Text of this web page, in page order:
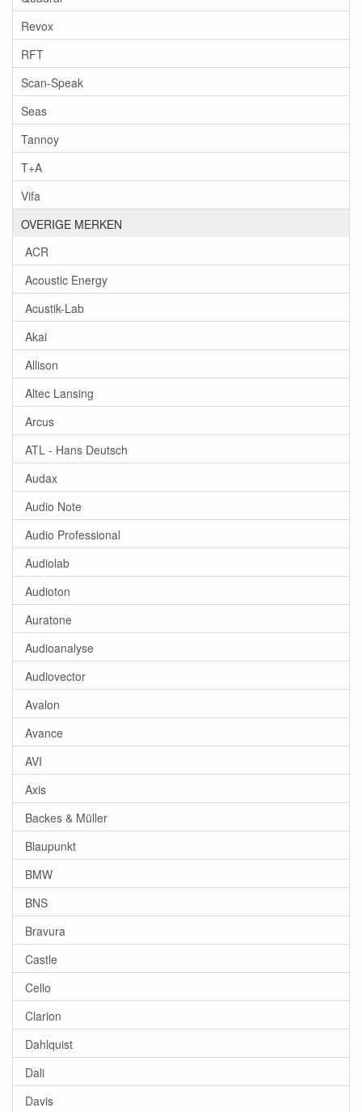
Revox
RFT
Scan-Speak
Seas
Tannoy
T+A
Vifa
OVERIGE MERKEN
ACR
Acoustic Energy
Acustik-Lab
Akai
Allison
Altec Lansing
Arcus
ATL - Hans Deutsch
Audax
Audio Note
Audio Professional
Audiolab
Audioton
Auratone
Audioanalyse
Audiovector
Avalon
Avance
AVI
Axis
Backes & Müller
Blaupunkt
BMW
BNS
Bravura
Castle
Cello
Clarion
Dahlquist
Dali
Davis